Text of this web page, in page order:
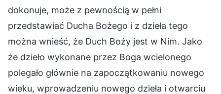
dokonuje, może z pewnością w pełni
przedstawiać Ducha Bożego i z dzieła tego
można wnieść, że Duch Boży jest w Nim. Jako
że dzieło wykonane przez Boga wcielonego
polegało głównie na zapoczątkowaniu nowego
wieku, wprowadzeniu nowego dzieła i otwarciu